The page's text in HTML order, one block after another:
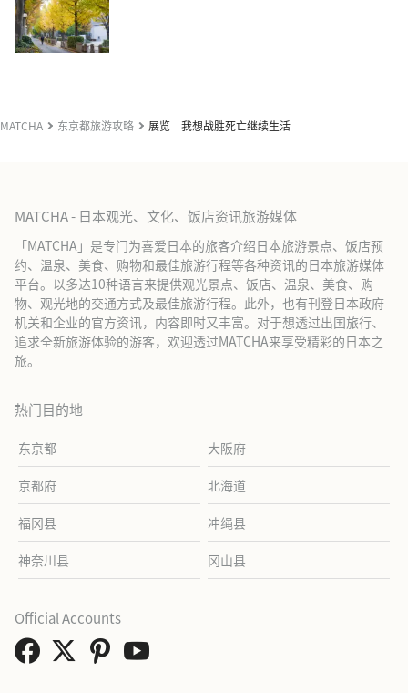
MATCHA 东京都旅游攻略 展览 我想战胜死亡继续生活
MATCHA - 日本观光、文化、饭店资讯旅游媒体
「MATCHA」是专门为喜爱日本的旅客介绍日本旅游景点、饭店预
约、温泉、美食、购物和最佳旅游行程等各种资讯的日本旅游媒体
平台。以多达10种语言来提供观光景点、饭店、温泉、美食、购
物、观光地的交通方式及最佳旅游行程。此外，也有刊登日本政府
机关和企业的官方资讯，内容即时又丰富。对于想透过出国旅行、
追求全新旅游体验的游客，欢迎透过MATCHA来享受精彩的日本之
旅。
热门目的地
东京都 大阪府
京都府 北海道
福冈县 冲绳县
神奈川县 冈山县
Official Accounts